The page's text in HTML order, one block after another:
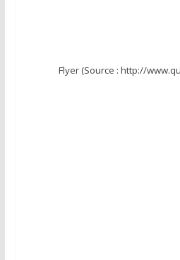
Flyer (Source : http://